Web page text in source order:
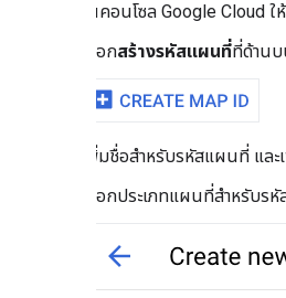
ในคอนโซล Google Cloud ใ
เลือกสร้างรหัสแผนที่ที่ด้าน
เพิ่มชื่อสำหรับรหัสแผนที่ แล
เลือกประเภทแผนที่สำหรับ